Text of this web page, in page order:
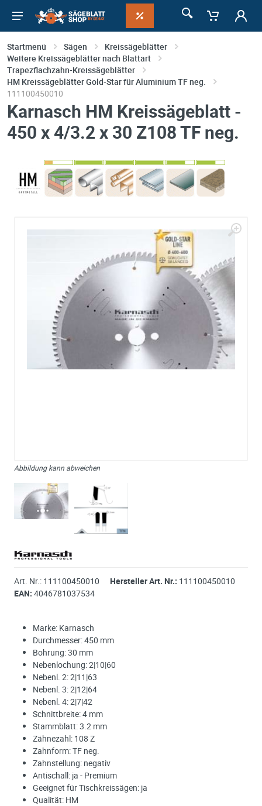
Startmenü Sägen
Kreissägeblätter
Weitere Kreissägeblätter nach Blattart
Trapezflachzahn-Kreissägeblätter
HM Kreissägeblätter Gold-Star für Aluminium TF neg.
111100450010
Karnasch HM Kreissägeblatt -
450 x 4/3.2 x 30 Z108 TF neg.
Abbildung kann abweichen
Art. Nr.: 111100450010 Hersteller Art. Nr.: 111100450010
EAN: 4046781037534
Marke: Karnasch
Durchmesser: 450 mm
Bohrung: 30 mm
Nebenlochung: 2|10|60
Nebenl. 2: 2|11|63
Nebenl. 3: 2|12|64
Nebenl. 4: 2|7|42
Schnittbreite: 4 mm
Stammblatt: 3.2 mm
Zähnezahl: 108 Z
Zahnform: TF neg.
Zahnstellung: negativ
Antischall: ja - Premium
Geeignet für Tischkreissägen: ja
Qualität: HM